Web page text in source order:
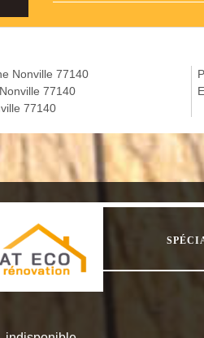
Nonville 77140
77140
77140